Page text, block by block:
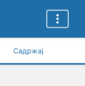
Садржај